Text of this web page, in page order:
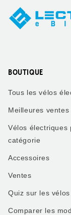
BOUTIQUE
Tous les vélos
Meilleures ventes
Vélos électriques
catégorie
Accessoires
Ventes
Quiz sur les
Comparer les